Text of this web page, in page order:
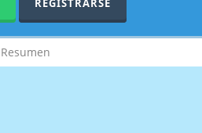
REGISTRARSE
Resumen